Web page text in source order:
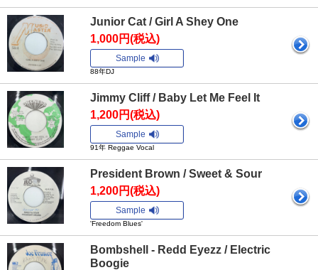
Junior Cat / Girl A Shey One
1,000円(税込)
Sample
88年DJ
Jimmy Cliff / Baby Let Me Feel It
1,200円(税込)
Sample
91年 Reggae Vocal
President Brown / Sweet & Sour
1,200円(税込)
Sample
'Freedom Blues'
Bombshell - Redd Eyezz / Electric
Boogie